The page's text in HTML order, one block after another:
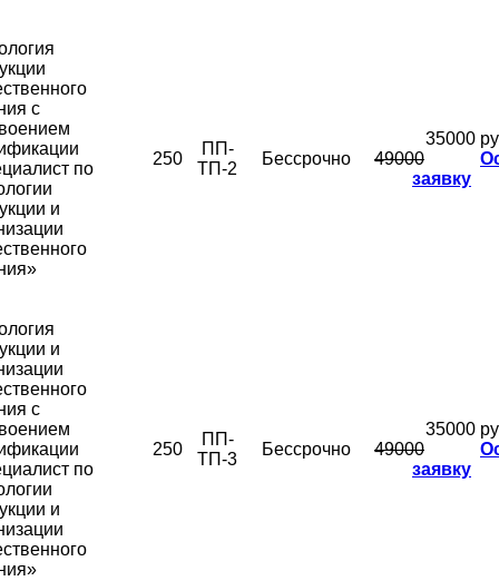
с
по
и
250
ПП-
ТП-2
Бессрочно
35000
49000
заявку
и
с
по
и
250
ПП-
ТП-3
Бессрочно
35000
49000
заявку